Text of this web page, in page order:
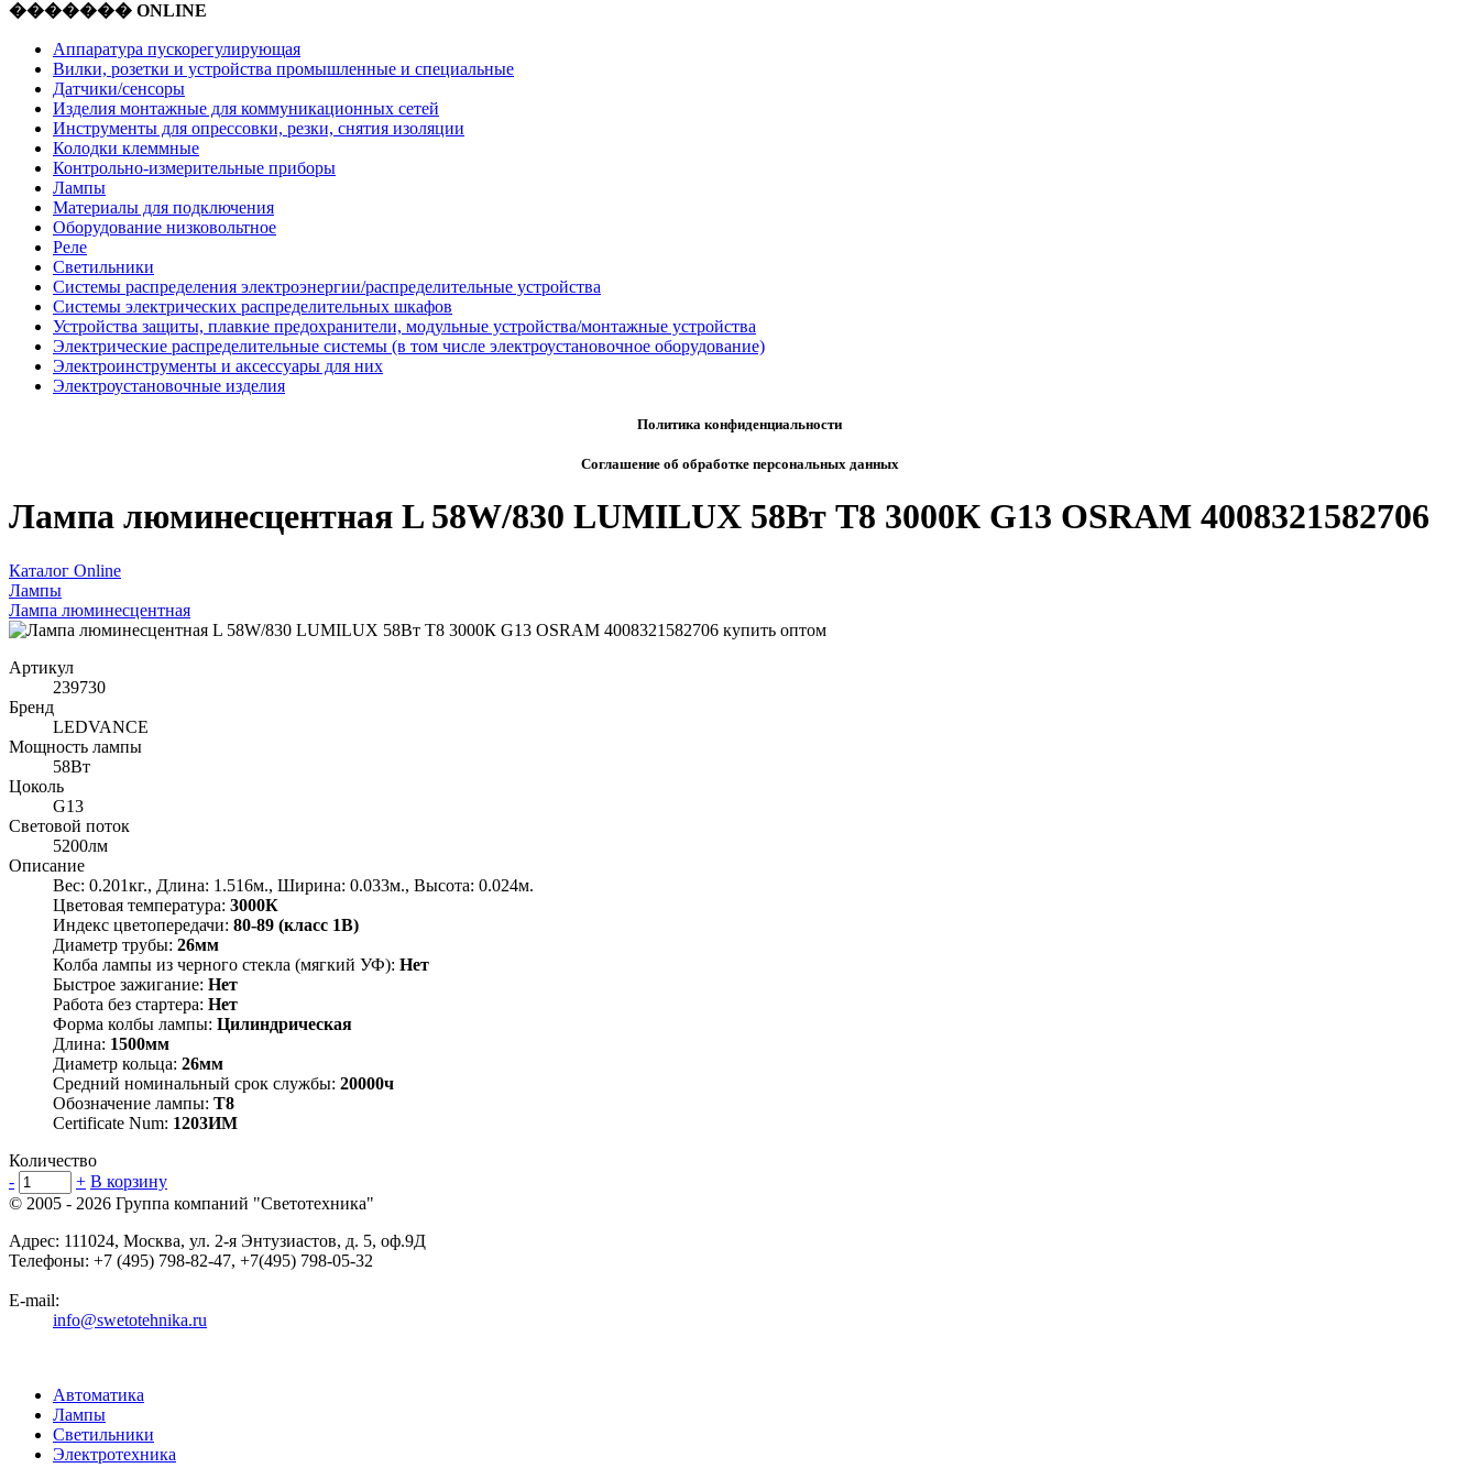
������� ONLINE
Аппаратура пускорегулирующая
Вилки, розетки и устройства промышленные и специальные
Датчики/сенсоры
Изделия монтажные для коммуникационных сетей
Инструменты для опрессовки, резки, снятия изоляции
Колодки клеммные
Контрольно-измерительные приборы
Лампы
Материалы для подключения
Оборудование низковольтное
Реле
Светильники
Системы распределения электроэнергии/распределительные устройства
Системы электрических распределительных шкафов
Устройства защиты, плавкие предохранители, модульные устройства/монтажные устройства
Электрические распределительные системы (в том числе электроустановочное оборудование)
Электроинструменты и аксессуары для них
Электроустановочные изделия
Политика конфиденциальности
Соглашение об обработке персональных данных
Лампа люминесцентная L 58W/830 LUMILUX 58Вт T8 3000К G13 OSRAM 4008321582706
Каталог Online
Лампы
Лампа люминесцентная
Артикул
239730
Бренд
LEDVANCE
Мощность лампы
58Вт
Цоколь
G13
Световой поток
5200лм
Описание
Вес: 0.201кг., Длина: 1.516м., Ширина: 0.033м., Высота: 0.024м.
Цветовая температура: 3000К
Индекс цветопередачи: 80-89 (класс 1В)
Диаметр трубы: 26мм
Колба лампы из черного стекла (мягкий УФ): Нет
Быстрое зажигание: Нет
Работа без стартера: Нет
Форма колбы лампы: Цилиндрическая
Длина: 1500мм
Диаметр кольца: 26мм
Средний номинальный срок службы: 20000ч
Обозначение лампы: T8
Certificate Num: 1203ИМ
Количество
-
+ В корзину
© 2005 - 2026 Группа компаний "Светотехника"
Адрес: 111024, Москва, ул. 2-я Энтузиастов, д. 5, оф.9Д
Телефоны: +7 (495) 798-82-47, +7(495) 798-05-32
E-mail:
info@swetotehnika.ru
Автоматика
Лампы
Светильники
Электротехника